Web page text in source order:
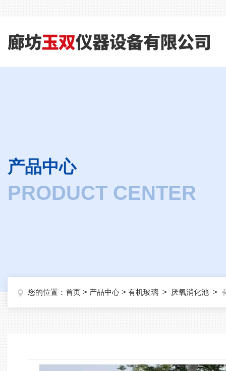
产品中心
PRODUCT CENTER
您的位置： 首页 > 产品中心 > 有机玻璃 > 厌氧消化池 >